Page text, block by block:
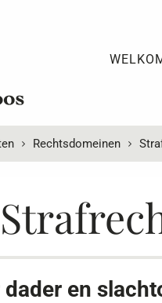
Rechtsdomeinen
dader en